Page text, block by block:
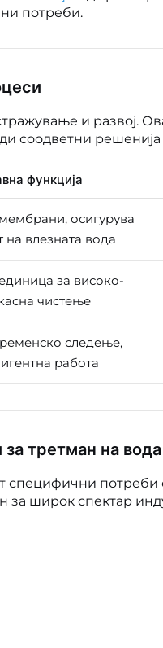
потреби.
и развој.
соодветни
функција
осигурува
на влезната вода
за високо-
чистење
следење,
работа
третман на вода
специфични
широк спектар